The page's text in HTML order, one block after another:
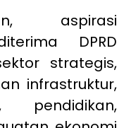
aspirasi
DPRD
strategis,
infrastruktur,
pendidikan,